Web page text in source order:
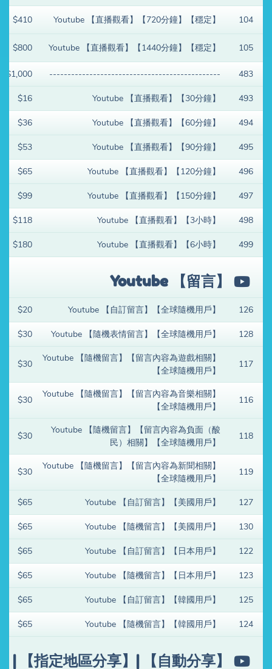
104
Youtube 【直播觀看】【720分鐘】【穩定】
$410
105
Youtube 【直播觀看】【1440分鐘】【穩定】
$800
483
-----------------------------------------------
$1,000
493
Youtube 【直播觀看】【30分鐘】
$16
494
Youtube 【直播觀看】【60分鐘】
$36
495
Youtube 【直播觀看】【90分鐘】
$53
496
Youtube 【直播觀看】【120分鐘】
$65
497
Youtube 【直播觀看】【150分鐘】
$99
498
Youtube 【直播觀看】【3小時】
$118
499
Youtube 【直播觀看】【6小時】
$180
Youtube 【留言】
126
Youtube 【自訂留言】【全球隨機用戶】
$20
128
Youtube 【隨機表情留言】【全球隨機用戶】
$30
117
Youtube 【隨機留言】【留言內容為遊戲相關】
【全球隨機用戶】
$30
116
Youtube 【隨機留言】【留言內容為音樂相關】
【全球隨機用戶】
$30
118
Youtube 【隨機留言】【留言內容為負面（酸
民）相關】【全球隨機用戶】
$30
119
Youtube 【隨機留言】【留言內容為新聞相關】
【全球隨機用戶】
$30
127
Youtube 【自訂留言】【美國用戶】
$65
130
Youtube 【隨機留言】【美國用戶】
$65
122
Youtube 【自訂留言】【日本用戶】
$65
123
Youtube 【隨機留言】【日本用戶】
$65
125
Youtube 【自訂留言】【韓國用戶】
$65
124
Youtube 【隨機留言】【韓國用戶】
$65
| 【指定地區分享】| 【自動分享】